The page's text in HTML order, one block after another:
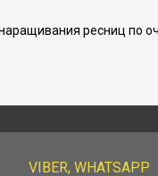
ресниц по
VIBER, WHATSAPP